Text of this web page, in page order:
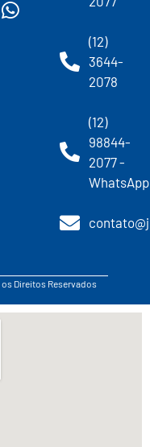
(12)
3644-
2078
(12)
98844-
2077 -
WhatsApp
Direitos Reservados